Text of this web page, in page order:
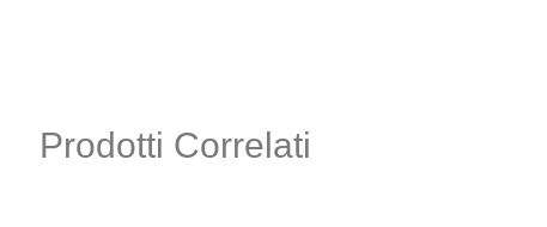
Prodotti Correlati